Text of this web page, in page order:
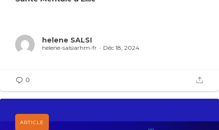
helene SALSI
helene-salsiarhm-fr Déc 18, 2024
0